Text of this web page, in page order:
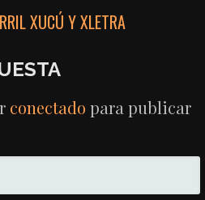
XUCÚ Y XLETRA
conectado para publicar